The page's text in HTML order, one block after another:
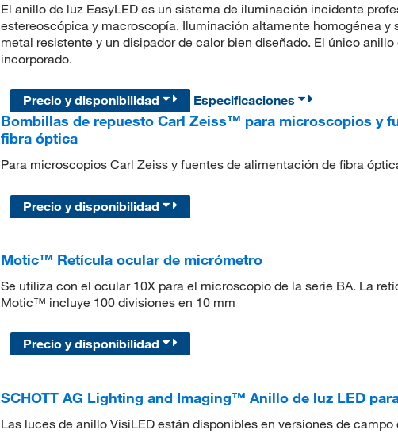
El anillo de luz EasyLED es un sistema de iluminación incidente
estereoscópica y macroscopía. Iluminación altamente homogénea y
metal resistente y un disipador de calor bien diseñado. El único
incorporado.
Precio y disponibilidad
Especificaciones
Bombillas de repuesto Carl Zeiss™ para microscopios y
fibra óptica
Para microscopios Carl Zeiss y fuentes de alimentación de fibra
Precio y disponibilidad
Motic™ Retícula ocular de micrómetro
Se utiliza con el ocular 10X para el microscopio de la serie BA. La
Motic™ incluye 100 divisiones en 10 mm
Precio y disponibilidad
SCHOTT AG Lighting and Imaging™ Anillo de luz LED
Las luces de anillo VisiLED están disponibles en versiones de campo